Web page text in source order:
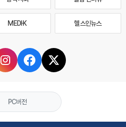
MEDI·K 헬스인뉴스
PC버전